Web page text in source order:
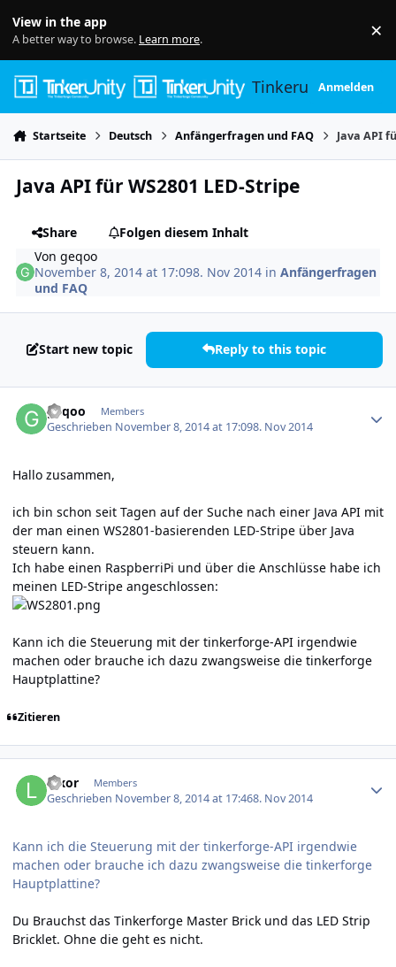
View in the app
A better way to browse. Learn more. ×
TinkerunityAnmelden
Startseite Deutsch Anfängerfragen und FAQ Java API
Java API für WS2801 LED-Stripe
Share
Folgen diesem Inhalt
Vongeqoo
November 8, 2014 at 17:098. Nov 2014 inAnfängerfragen
und FAQ
Start new topic Reply to this topic
geqoo Members
Geschrieben November 8, 2014 at 17:098. Nov 2014
Hallo zusammen,
ich bin schon seit Tagen auf der Suche nach einer Java API mit
der man einen WS2801-basierenden LED-Stripe über Java
steuern kann.
Ich habe einen RaspberriPi und über die Anschlüsse habe ich
meinen LED-Stripe angeschlossen:
Kann ich die Steuerung mit der tinkerforge-API irgendwie
machen oder brauche ich dazu zwangsweise die tinkerforge
Hauptplattine?
Zitieren
luxor Members
Geschrieben November 8, 2014 at 17:468. Nov 2014
Kann ich die Steuerung mit der tinkerforge-API irgendwie
machen oder brauche ich dazu zwangsweise die tinkerforge
Hauptplattine?
Du Brauchst das Tinkerforge Master Brick und das LED Strip
Bricklet. Ohne die geht es nicht.